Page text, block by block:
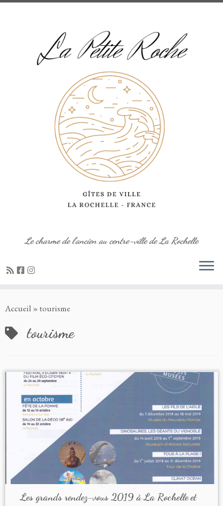
au
Le charme de l'ancien au centre-ville de La Rochelle
Accueil » tourisme
tourisme
Les grands rendez-vous 2019 à La Rochelle et